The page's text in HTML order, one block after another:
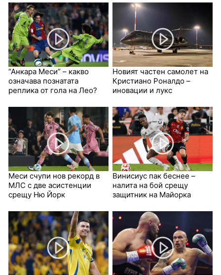
“Анкара Меси” – какво
означава познатата
реплика от гола на Лео?
Новият частен самолет на
Кристиано Роналдо –
иновации и лукс
Меси счупи нов рекорд в
МЛС с две асистенции
срещу Ню Йорк
Винисиус пак беснее –
налита на бой срещу
защитник на Майорка